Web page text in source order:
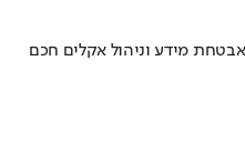
מידע וניהול אקלים חכם